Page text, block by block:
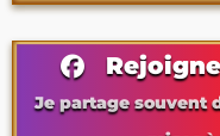
Je partage souvent